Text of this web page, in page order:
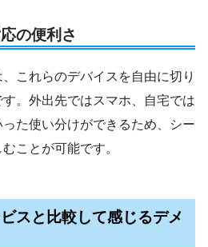
の便利さ
これらのデバイスを自由に切り
。外出先ではスマホ、自宅では
た使い分けができるため、シー
ことが可能です。
スと比較して感じるデメ